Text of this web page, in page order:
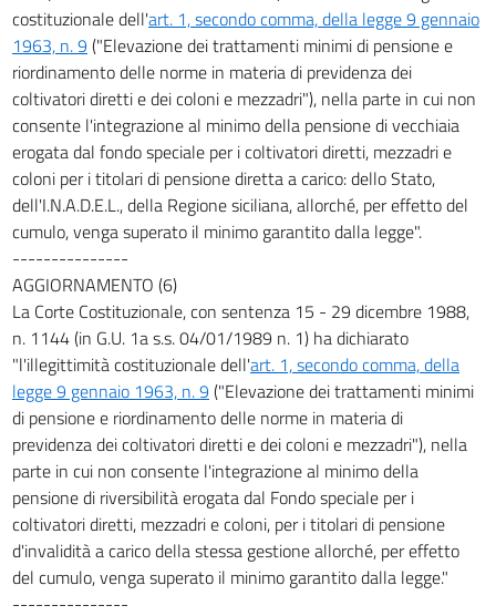
costituzionale dell'art. 1, secondo comma, della legge 9 gennaio
1963, n. 9 ("Elevazione dei trattamenti minimi di pensione e
riordinamento delle norme in materia di previdenza dei
coltivatori diretti e dei coloni e mezzadri"), nella parte in cui non
consente l'integrazione al minimo della pensione di vecchiaia
erogata dal fondo speciale per i coltivatori diretti, mezzadri e
coloni per i titolari di pensione diretta a carico: dello Stato,
dell'I.N.A.D.E.L., della Regione siciliana, allorché, per effetto del
cumulo, venga superato il minimo garantito dalla legge".
---------------
AGGIORNAMENTO (6)
La Corte Costituzionale, con sentenza 15 - 29 dicembre 1988,
n. 1144 (in G.U. 1a s.s. 04/01/1989 n. 1) ha dichiarato
"l'illegittimità costituzionale dell'art. 1, secondo comma, della
legge 9 gennaio 1963, n. 9 ("Elevazione dei trattamenti minimi
di pensione e riordinamento delle norme in materia di
previdenza dei coltivatori diretti e dei coloni e mezzadri"), nella
parte in cui non consente l'integrazione al minimo della
pensione di riversibilità erogata dal Fondo speciale per i
coltivatori diretti, mezzadri e coloni, per i titolari di pensione
d'invalidità a carico della stessa gestione allorché, per effetto
del cumulo, venga superato il minimo garantito dalla legge."
---------------